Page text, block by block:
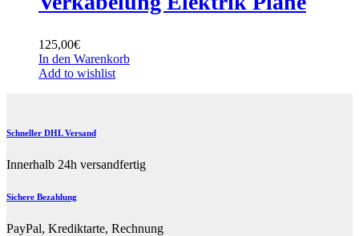
125,00€
In den Warenkorb
Add to wishlist
Schneller DHL Versand
Innerhalb 24h versandfertig
Sichere Bezahlung
PayPal, Krediktarte, Rechnung